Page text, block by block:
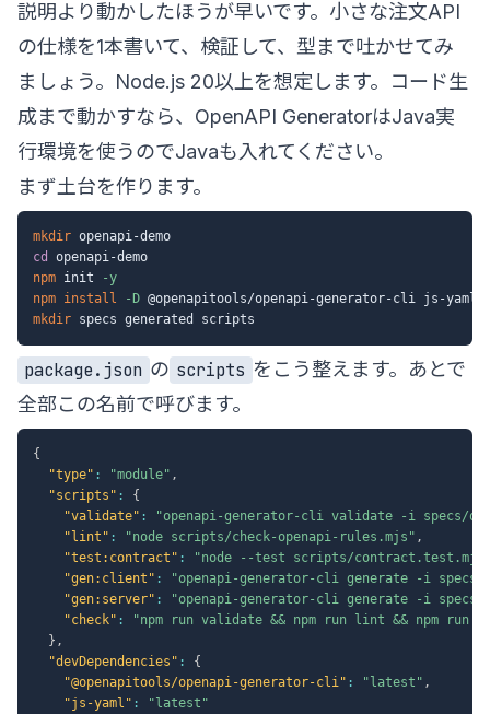
説明より動かしたほうが早いです。小さな注文API
の仕様を1本書いて、検証して、型まで吐かせてみ
ましょう。Node.js 20以上を想定します。コード生
成まで動かすなら、OpenAPI GeneratorはJava実
行環境を使うのでJavaも入れてください。
まず土台を作ります。
mkdir
cd
npm init
-y
npm install -D
mkdir
package.json の scripts をこう整えます。あとで
全部この名前で呼びます。
{
"type" : "module" ,
"scripts" :
{
"validate" :
"openapi-generator-cli validate -i specs/
"lint" : "node scripts/check-openapi-rules.mjs" ,
"test:contract" :
"node --test scripts/
"gen:client" :
"openapi-generator-cli generate -i specs/
"gen:server" :
"openapi-generator-cli generate -i
"check" :
"npm run validate && npm run lint && npm run
} ,
"devDependencies" :
{
"@openapitools/openapi-generator-cli" : "latest" ,
"js-yaml" :
"latest"